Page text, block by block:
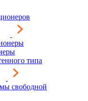
типа
свободной